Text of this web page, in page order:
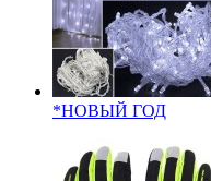
*НОВЫЙ ГОД